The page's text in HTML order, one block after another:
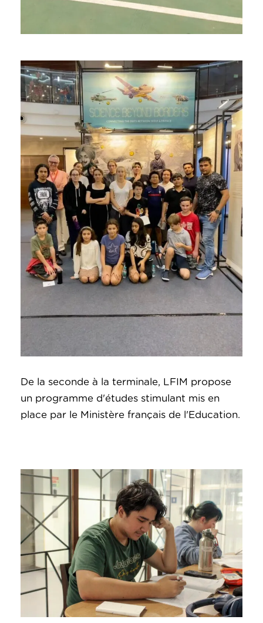
De la seconde à la terminale, LFIM propose
un programme d'études stimulant mis en
place par le Ministère français de l'Education.